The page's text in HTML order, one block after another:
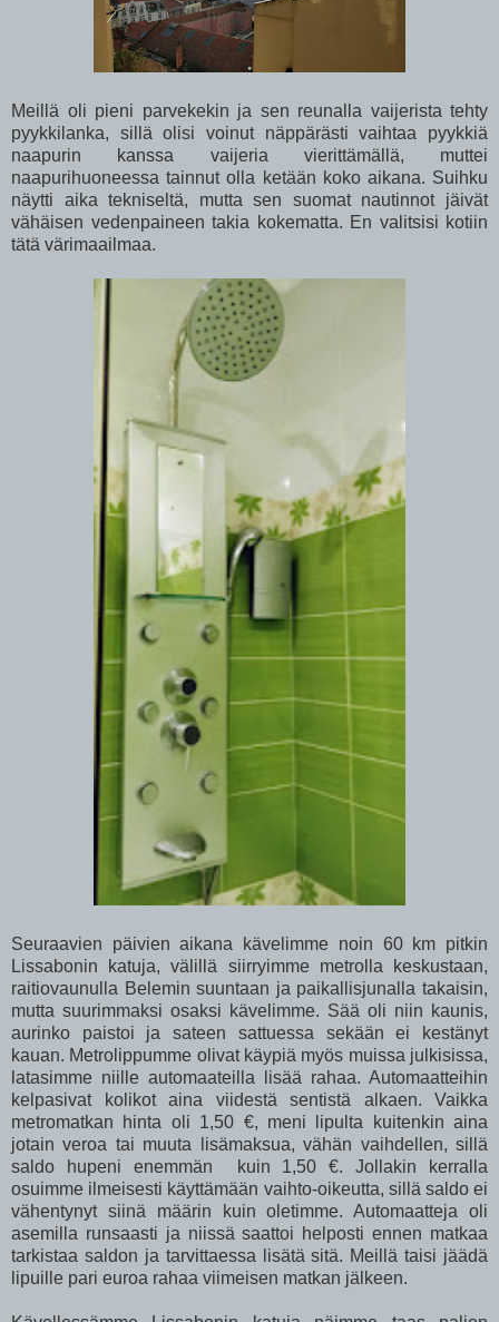
Meillä oli pieni parvekekin ja sen reunalla vaijerista tehty
pyykkilanka, sillä olisi voinut näppärästi vaihtaa pyykkiä
naapurin kanssa vaijeria vierittämällä, muttei
naapurihuoneessa tainnut olla ketään koko aikana. Suihku
näytti aika tekniseltä, mutta sen suomat nautinnot jäivät
vähäisen vedenpaineen takia kokematta. En valitsisi kotiin
tätä värimaailmaa.
Seuraavien päivien aikana kävelimme noin 60 km pitkin
Lissabonin katuja, välillä siirryimme metrolla keskustaan,
raitiovaunulla Belemin suuntaan ja paikallisjunalla takaisin,
mutta suurimmaksi osaksi kävelimme. Sää oli niin kaunis,
aurinko paistoi ja sateen sattuessa sekään ei kestänyt
kauan. Metrolippumme olivat käypiä myös muissa julkisissa,
latasimme niille automaateilla lisää rahaa. Automaatteihin
kelpasivat kolikot aina viidestä sentistä alkaen. Vaikka
metromatkan hinta oli 1,50 €, meni lipulta kuitenkin aina
jotain veroa tai muuta lisämaksua, vähän vaihdellen, sillä
saldo hupeni enemmän kuin 1,50 €. Jollakin kerralla
osuimme ilmeisesti käyttämään vaihto-oikeutta, sillä saldo ei
vähentynyt siinä määrin kuin oletimme. Automaatteja oli
asemilla runsaasti ja niissä saattoi helposti ennen matkaa
tarkistaa saldon ja tarvittaessa lisätä sitä. Meillä taisi jäädä
lipuille pari euroa rahaa viimeisen matkan jälkeen.